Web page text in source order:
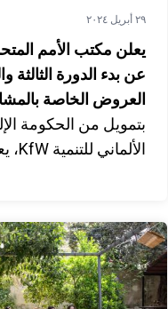
٢٩ أبريل ٢٠٢٤
يعلن مكتب الأمم
عن بدء الدورة الثالثة
العروض الخاصة
بتمويل من الحكومة
لتقديم العروض في